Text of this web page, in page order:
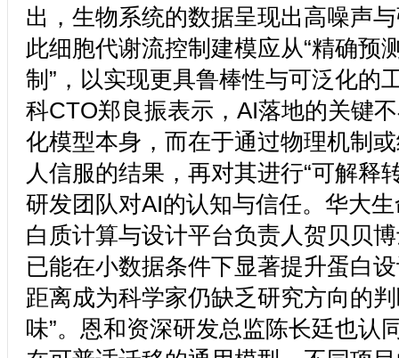
出，生物系统的数据呈现出高噪声
此细胞代谢流控制建模应从“精确预
制”，以实现更具鲁棒性与可泛化的
科CTO郑良振表示，AI落地的关键
化模型本身，而在于通过物理机制
人信服的结果，再对其进行“可解释
研发团队对AI的认知与信任。华大
白质计算与设计平台负责人贺贝贝
已能在小数据条件下显著提升蛋白
距离成为科学家仍缺乏研究方向的
味”。恩和资深研发总监陈长廷也认